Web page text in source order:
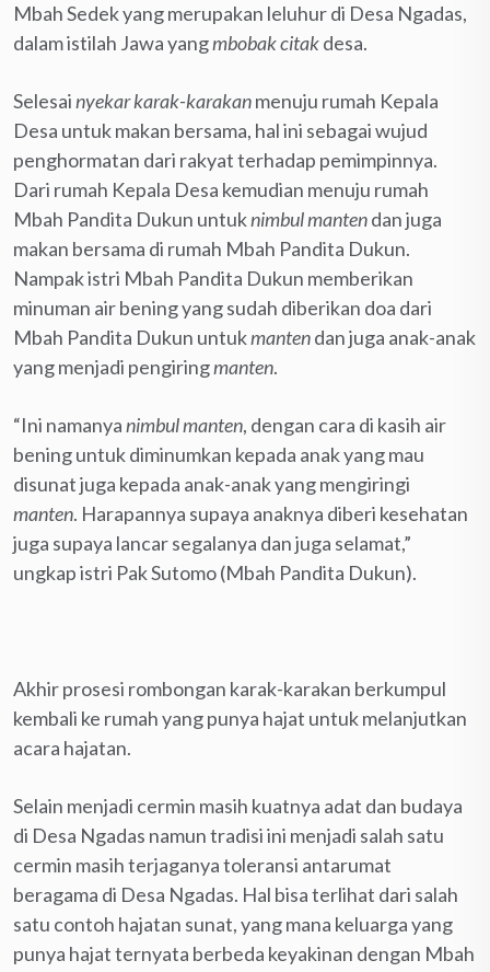
Mbah Sedek yang merupakan leluhur di Desa Ngadas,
dalam istilah Jawa yangmbobak citakdesa.
Selesainyekarkarak-karakanmenuju rumah Kepala
Desa untuk makan bersama, hal ini sebagai wujud
penghormatan dari rakyat terhadap pemimpinnya.
Dari rumah Kepala Desa kemudian menuju rumah
Mbah Pandita Dukun untuknimbul mantendan juga
makan bersama di rumah Mbah Pandita Dukun.
Nampak istri Mbah Pandita Dukun memberikan
minuman air bening yang sudah diberikan doa dari
Mbah Pandita Dukun untukmantendan juga anak-anak
yang menjadi pengiringmanten.
“Ini namanyanimbul manten, dengan cara di kasih air
bening untuk diminumkan kepada anak yang mau
disunat juga kepada anak-anak yang mengiringi
manten. Harapannya supaya anaknya diberi kesehatan
juga supaya lancar segalanya dan juga selamat,”
ungkap istri Pak Sutomo (Mbah Pandita Dukun).
Akhir prosesi rombongan karak-karakan berkumpul
kembali ke rumah yang punya hajat untuk melanjutkan
acara hajatan.
Selain menjadi cermin masih kuatnya adat dan budaya
di Desa Ngadas namun tradisi ini menjadi salah satu
cermin masih terjaganya toleransi antarumat
beragama di Desa Ngadas. Hal bisa terlihat dari salah
satu contoh hajatan sunat, yang mana keluarga yang
punya hajat ternyata berbeda keyakinan dengan Mbah